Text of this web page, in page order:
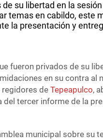
su libertad en la
temas en cabildo, este
la presentación y
fueron privados de su
en su contra al
regidores deTepeapulco,
tercer informe de la
municipal sobre su